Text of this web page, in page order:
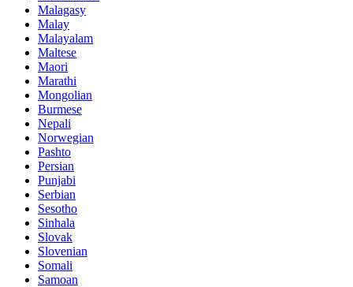
Malagasy
Malay
Malayalam
Maltese
Maori
Marathi
Mongolian
Burmese
Nepali
Norwegian
Pashto
Persian
Punjabi
Serbian
Sesotho
Sinhala
Slovak
Slovenian
Somali
Samoan